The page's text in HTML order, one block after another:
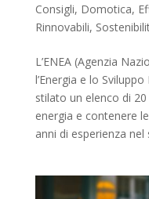
Consigli, Domotica,
Rinnovabili,
L’ENEA (Agenzia
l’Energia e lo
stilato un elenco di
energia e contenere
anni di esperienza nel